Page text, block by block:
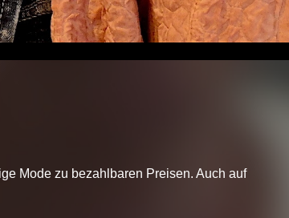
Mode zu bezahlbaren Preisen. Auch auf